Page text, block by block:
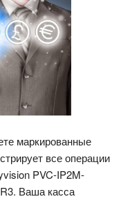
маркированные
все операции
PVC-IP2M-
Ваша касса